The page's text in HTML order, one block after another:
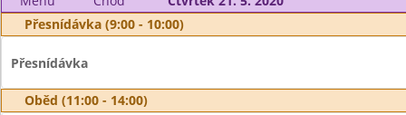
Přesnídávka (9:00 - 10:00)
Přesnídávka
Oběd (11:00 - 14:00)